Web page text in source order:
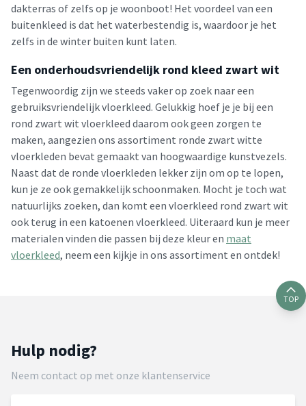
dakterras of zelfs op je woonboot! Het voordeel van een
buitenkleed is dat het waterbestendig is, waardoor je het
zelfs in de winter buiten kunt laten.
Een onderhoudsvriendelijk rond kleed zwart wit
Tegenwoordig zijn we steeds vaker op zoek naar een
gebruiksvriendelijk vloerkleed. Gelukkig hoef je je bij een
rond zwart wit vloerkleed daarom ook geen zorgen te
maken, aangezien ons assortiment ronde zwart witte
vloerkleden bevat gemaakt van hoogwaardige kunstvezels.
Naast dat de ronde vloerkleden lekker zijn om op te lopen,
kun je ze ook gemakkelijk schoonmaken. Mocht je toch wat
natuurlijks zoeken, dan komt een vloerkleed rond zwart wit
ook terug in een katoenen vloerkleed. Uiteraard kun je meer
materialen vinden die passen bij deze kleur en maat
vloerkleed, neem een kijkje in ons assortiment en ontdek!
TOP
Hulp nodig?
Neem contact op met onze klantenservice